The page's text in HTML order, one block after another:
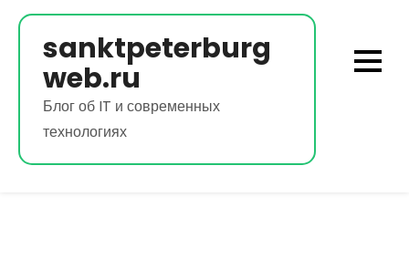
Перейти
содержимому
sanktpeterburg
web.ru
Блог об IT и современных
технологиях